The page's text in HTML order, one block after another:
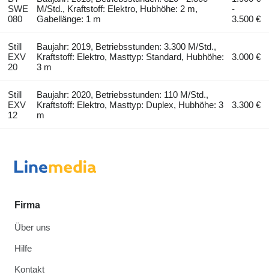
SWE
080
M/Std., Kraftstoff: Elektro, Hubhöhe: 2 m,
Gabellänge: 1 m
-
3.500 €
Still
EXV
20
Baujahr: 2019, Betriebsstunden: 3.300 M/Std.,
Kraftstoff: Elektro, Masttyp: Standard, Hubhöhe:
3 m
3.000 €
Still
EXV
12
Baujahr: 2020, Betriebsstunden: 110 M/Std.,
Kraftstoff: Elektro, Masttyp: Duplex, Hubhöhe: 3
m
3.300 €
Firma
Über uns
Hilfe
Kontakt